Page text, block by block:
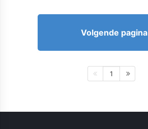
Volgende pagina
1